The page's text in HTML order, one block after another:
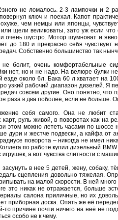
не ломалось. 2-3 лампочки и 2
ключ и поехал. Капот
чем немцы или японцы,
щели великоваты, зато уж если
очень шустро. Мотор шумноват и
до 180 и прекрасно себя
Собственно большинство так
болит, очень комфортабельные
нет, но и не надо. На велюре булки
около 6л. Бака 60 л хватает на
узкий рабочий диапазон дизелей. Я
совсем другие. Оно понятно,
раза в два поболее, если не больше.
себя самого. Она не любит
руль живой, в поворотах как на
этом можно лететь часами по
дури и жестче подвески, а кайфа от
поворота – никогда не имел
по работе купил дизельный
а вот чувства слитности с
в нее 5 детей, жену, собаку,
сцепления довольно тяжелая.
на малой скорости. В ней
никак не отражается, больше
салона приличные, но их
приборная доска. Опять же её
то причине почти ничего на неё не
особо не к чему.